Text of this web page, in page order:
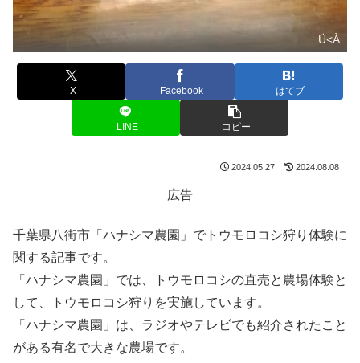
Ü<À
X Facebook はてブ
LINE コピー
2024.05.27 2024.08.08
広告
千葉県八街市「ハナシマ農園」でトウモロコシ狩り体験に
関する記事です。
「ハナシマ農園」では、トウモロコシの直売と農場体験と
して、トウモロコシ狩りを実施しています。
「ハナシマ農園」は、ラジオやテレビでも紹介されたこと
がある有名で大きな農場です。